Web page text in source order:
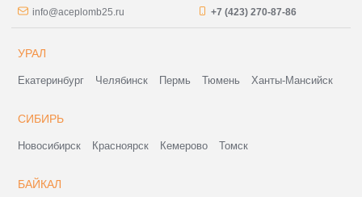
info@aceplomb25.ru +7 (423) 270-87-86
УРАЛ
Екатеринбург Челябинск Пермь Тюмень Ханты-Мансийск
СИБИРЬ
Новосибирск Красноярск Кемерово Томск
БАЙКАЛ